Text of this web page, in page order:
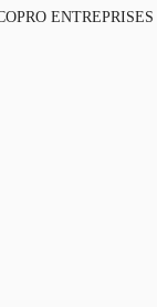
ENTREPRISES